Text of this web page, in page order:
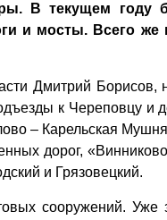
В текущем году
и мосты. Всего же
Дмитрий
к Череповцу и
– Карельская
дорог,
и Грязовецкий.
сооружений.